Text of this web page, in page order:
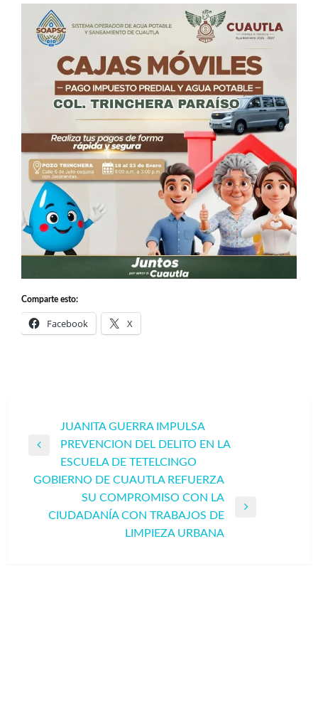
Comparte esto:
Facebook X
Navegación
de
entradas
JUANITA GUERRA IMPULSA
PREVENCION DEL DELITO EN LA
ESCUELA DE TETELCINGO
Entrada
GOBIERNO DE CUAUTLA REFUERZA
SU COMPROMISO CON LA
CIUDADANÍA CON TRABAJOS DE
LIMPIEZA URBANA